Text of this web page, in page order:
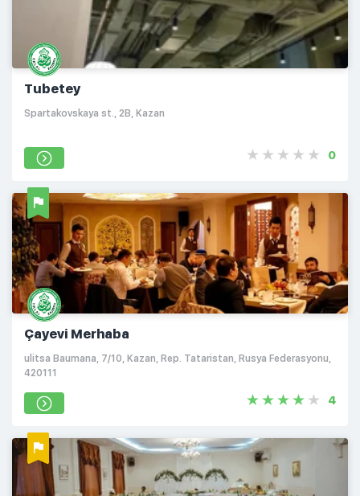
Tubetey
Spartakovskaya st., 2B, Kazan
0
Çayevi Merhaba
ulitsa Baumana, 7/10, Kazan, Rep. Tataristan, Rusya Federasyonu,
420111
4